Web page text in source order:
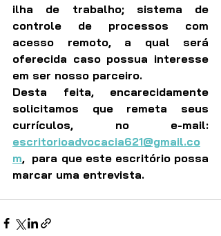
ilha de trabalho; sistema de
controle de processos com
acesso remoto, a qual será
oferecida caso possua interesse
em ser nosso parceiro.
Desta feita, encarecidamente
solicitamos que remeta seus
escritorioadvocacia621@gmail.co
m,  para que este escritório possa
marcar uma entrevista.